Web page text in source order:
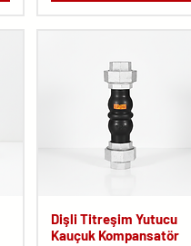
Dişli Titreşim Yutucu
Kauçuk Kompansatör